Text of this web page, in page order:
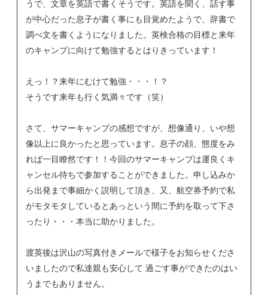
うで、文章を英語で書くそうです。英語を聞く、話す事
が中心だった息子が書く事にも目覚めたようで、辞書で
調べ文を書くようになりました。英検合格の目標と来年
のキャンプに向けて勉強するとはりきっています！
えっ！？来年にむけて勉強・・・！？
そうです来年も行く気満々です（笑）
さて、サマーキャンプの感想ですが、想像通り、いや想
像以上に良かったと思っています。息子の顔、態度をみ
れば一目瞭然です！！今回のサマーキャンプは運良くキ
ャンセル待ちで参加することができました。申し込みか
ら出発まで事細かく説明して頂き、又、航空券予約で私
がモタモタしているとあっという間に予約を取って下さ
ったり・・・本当に助かりました。
渡英後は沢山の写真付きメールで様子をお知らせくださ
いましたので私達親も安心して 過ごす事ができたのはい
うまでもありません。